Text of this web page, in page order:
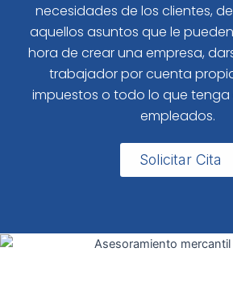
necesidades de los clientes,
aquellos asuntos que le
hora de crear una empresa,
trabajador por cuenta
impuestos o todo lo que tenga
empleados.
Solicitar Cita